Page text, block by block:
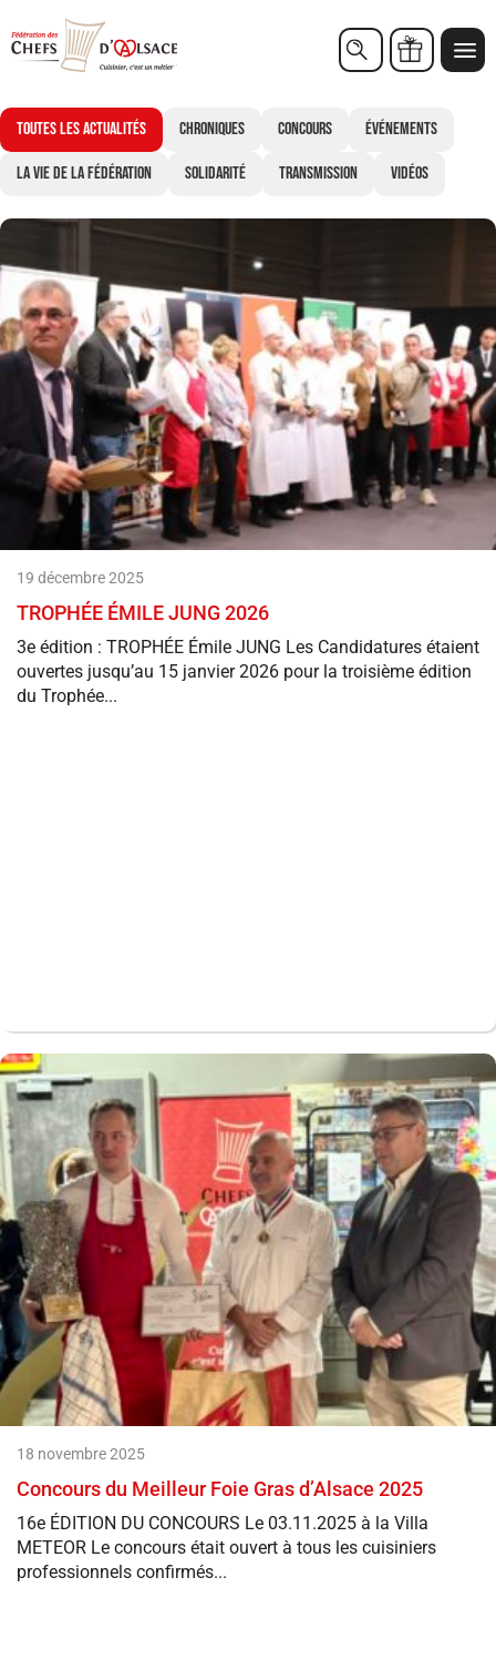
TROPHÉE
Toutes les actualités Chroniques Concours Événements
La vie de la Fédération Solidarité Transmission Vidéos
19 décembre 2025
TROPHÉE ÉMILE JUNG 2026
3e édition : TROPHÉE Émile JUNG Les Candidatures étaient
ouvertes jusqu’au 15 janvier 2026 pour la troisième édition
du Trophée...
18 novembre 2025
Concours du Meilleur Foie Gras d’Alsace 2025
16e ÉDITION DU CONCOURS Le 03.11.2025 à la Villa
METEOR Le concours était ouvert à tous les cuisiniers
professionnels confirmés...